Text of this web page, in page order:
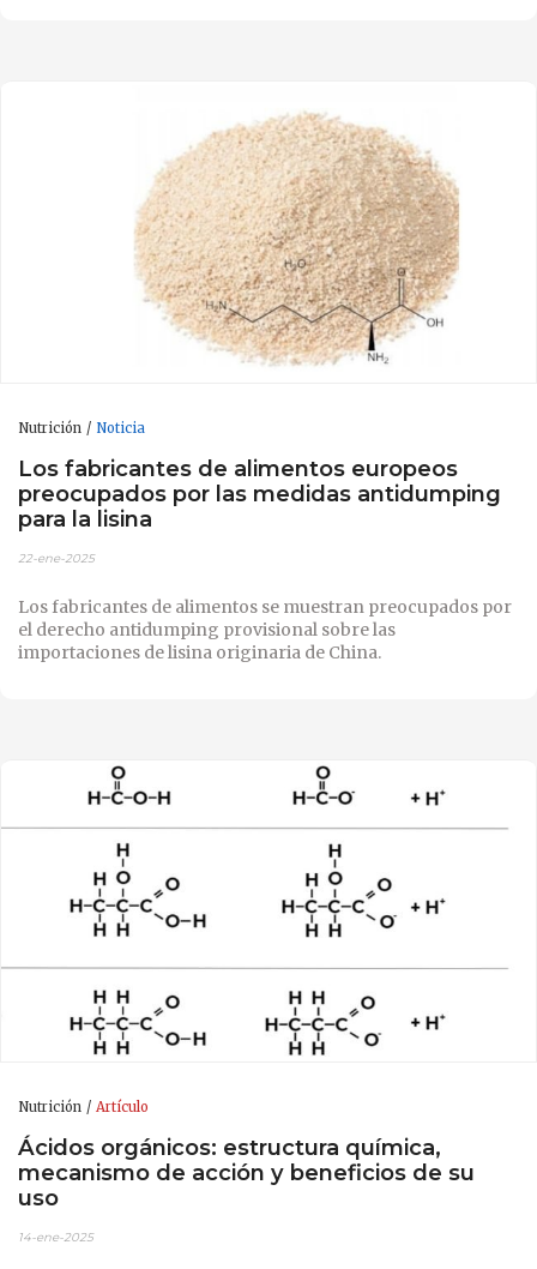
Nutrición Noticia
Los fabricantes de alimentos europeos
preocupados por las medidas antidumping
para la lisina
22-ene-2025
Los fabricantes de alimentos se muestran preocupados por
el derecho antidumping provisional sobre las
importaciones de lisina originaria de China.
Nutrición Artículo
Ácidos orgánicos: estructura química,
mecanismo de acción y beneficios de su
uso
14-ene-2025